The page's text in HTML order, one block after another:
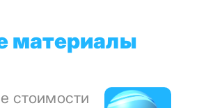
материалы
стоимости